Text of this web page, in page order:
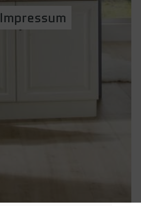
Impressum